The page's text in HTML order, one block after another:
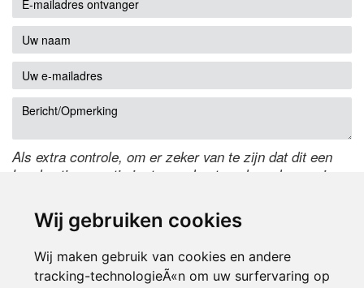
Wij gebruiken cookies
Wij maken gebruik van cookies en andere
tracking-technologieÃ«n om uw surfervaring op
Als extra controle, om er zeker van te zijn dat dit een
handmatige reactie is, typ onderstaande code over in
de code te wijzigen.